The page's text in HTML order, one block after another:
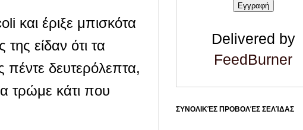
και έριξε μπισκότα
είδαν ότι τα
πέντε δευτερόλεπτα,
τρώμε κάτι που
Delivered by
FeedBurner
ΣΥΝΟΛΙΚΈΣ ΠΡΟΒΟΛΈΣ ΣΕΛΊΔΑΣ